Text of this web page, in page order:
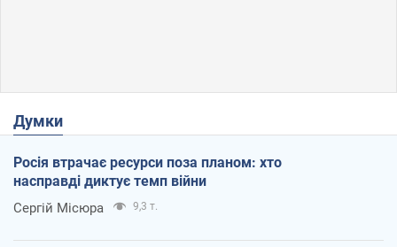
Думки
Росія втрачає ресурси поза планом: хто
насправді диктує темп війни
Сергій Місюра 9,3 т.